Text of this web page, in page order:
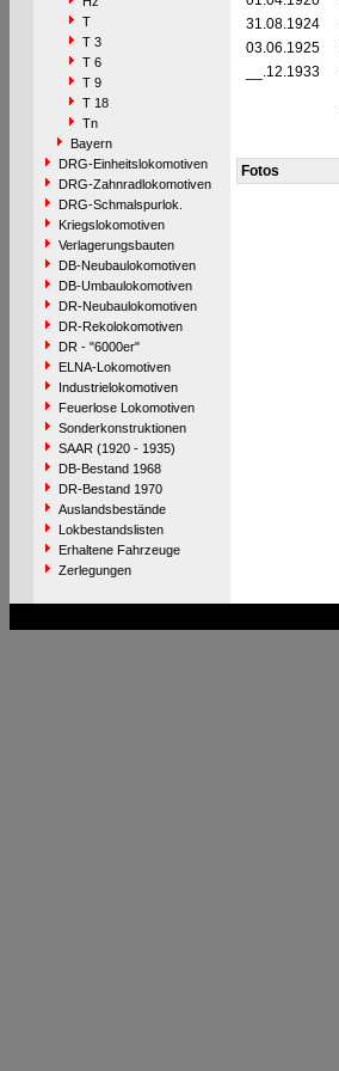
T
T 3
T 6
T 9
T 18
Tn
Bayern
DRG-Einheitslokomotiven
DRG-Zahnradlokomotiven
DRG-Schmalspurlok.
Kriegslokomotiven
Verlagerungsbauten
DB-Neubaulokomotiven
DB-Umbaulokomotiven
DR-Neubaulokomotiven
DR-Rekolokomotiven
DR - "6000er"
ELNA-Lokomotiven
Industrielokomotiven
Feuerlose Lokomotiven
Sonderkonstruktionen
SAAR (1920 - 1935)
DB-Bestand 1968
DR-Bestand 1970
Auslandsbestände
Lokbestandslisten
Erhaltene Fahrzeuge
Zerlegungen
31.08.1924
03.06.1925
__.12.1933
Fotos